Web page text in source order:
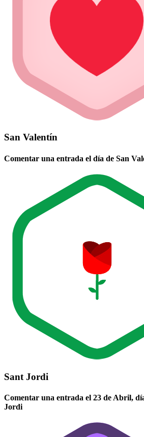
San Valentín
Comentar una entrada el día de San
Sant Jordi
Comentar una entrada el 23 de Abril,
Jordi